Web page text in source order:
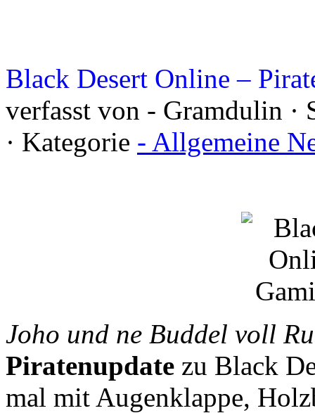
Black Desert Online –
verfasst von - Gramdulin
· Kategorie - Allgemeine
Joho und ne Buddel voll
Piratenupdate zu Black
mal mit Augenklappe,